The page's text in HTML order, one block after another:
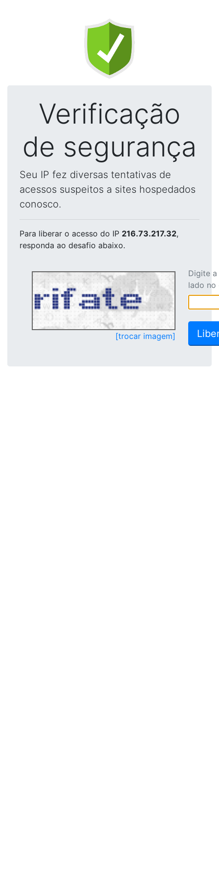
Verificação
de segurança
Seu IP fez diversas tentativas de
acessos suspeitos a sites hospedados
conosco.
Para liberar o acesso do IP 216.73.217.32,
responda ao desafio abaixo.
[trocar imagem]
Digite
lado no